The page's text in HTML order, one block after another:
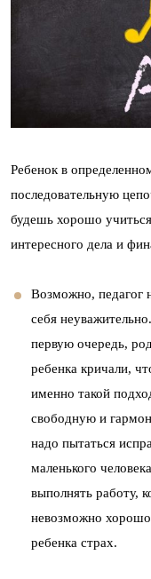
Ребенок в
последовательную
будешь хорошо
интересного дела и
Возможно, педагог
себя
первую очередь,
ребенка кричали,
именно такой
свободную и
надо пытаться
маленького
выполнять работу,
невозможно хорошо
ребенка страх.